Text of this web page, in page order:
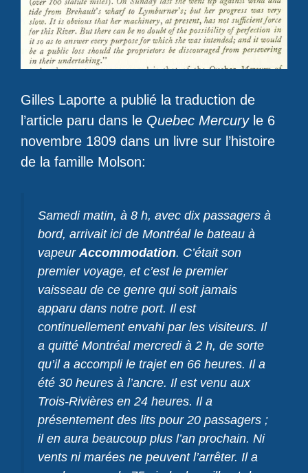
Gilles Laporte a publié la traduction de
l’article paru dans le Quebec Mercuryle 6
novembre 1809 dans un livre sur l’histoire
de la famille Molson:
Samedi matin, à 8 h, avec dix passagers à
bord, arrivait ici de Montréal le bateau à
vapeurAccommodation. C’était son
premier voyage, et c’est le premier
vaisseau de ce genre qui soit jamais
apparu dans notre port. Il est
continuellement envahi par les visiteurs. Il
a quitté Montréal mercredi à 2 h, de sorte
qu’il a accompli le trajet en 66 heures. Il a
été 30 heures à l’ancre. Il est venu aux
Trois-Rivières en 24 heures. Il a
présentement des lits pour 20 passagers ;
il en aura beaucoup plus l’an prochain. Ni
vents ni marées ne peuvent l’arrêter. Il a